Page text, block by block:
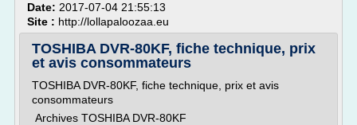
Date: 2017-07-04 21:55:13
Site : http://lollapaloozaa.eu
TOSHIBA DVR-80KF, fiche technique, prix
et avis consommateurs
TOSHIBA DVR-80KF, fiche technique, prix et avis
consommateurs
Archives TOSHIBA DVR-80KF